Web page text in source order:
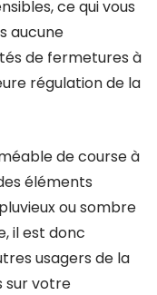
ce qui vous
aucune
de fermetures à
régulation de la
de course à
éléments
ou sombre
il est donc
usagers de la
sur votre